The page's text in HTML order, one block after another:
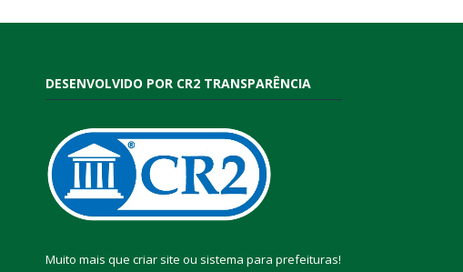
DESENVOLVIDO POR CR2 TRANSPARÊNCIA
Muito mais que criar site ou sistema para prefeituras!